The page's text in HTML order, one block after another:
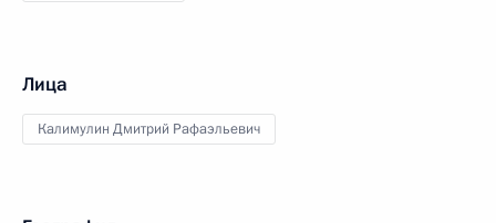
Лица
Калимулин Дмитрий Рафаэльевич